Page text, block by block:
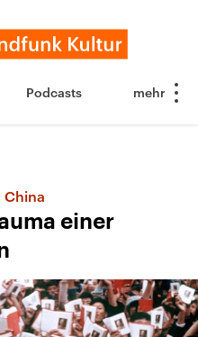
Podcasts
einer